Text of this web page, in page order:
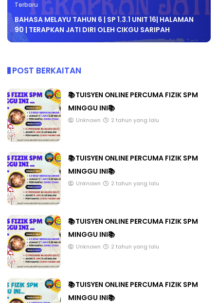
Terbaru
BAHASA MELAYU TAHUN 6 | SP 1.3.1 UNIT 16| HALAMAN
90 | TERAPKAN JATI DIRI OLEH CIKGU SARIPAH
POST BERKAITAN
📚TUISYEN ONLINE PERCUMA FIZIK SPM
MINGGU INI📚
Unknown 2 tahun yang lalu
📚TUISYEN ONLINE PERCUMA FIZIK SPM
MINGGU INI📚
Unknown 2 tahun yang lalu
📚TUISYEN ONLINE PERCUMA FIZIK SPM
MINGGU INI📚
Unknown 2 tahun yang lalu
📚TUISYEN ONLINE PERCUMA FIZIK SPM
MINGGU INI📚